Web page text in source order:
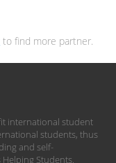
to find more partner.
international student
students, thus
and self-
Students.